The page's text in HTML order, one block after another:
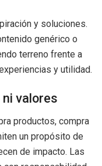
y soluciones.
genérico o
terreno frente a
y utilidad.
valores
productos, compra
un propósito de
de impacto. Las